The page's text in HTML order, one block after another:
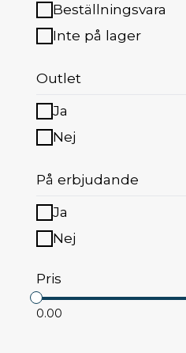
Beställningsvara
Inte på lager
Outlet
Ja
Nej
På erbjudande
Ja
Nej
Pris
0.00